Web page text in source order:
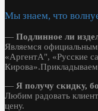
Мы знаем, что
— Подлинное ли
Являемся
«АргентА", «Русские
Кирова».Прикладываем
— Я получу скидку,
Любим радовать
цену.